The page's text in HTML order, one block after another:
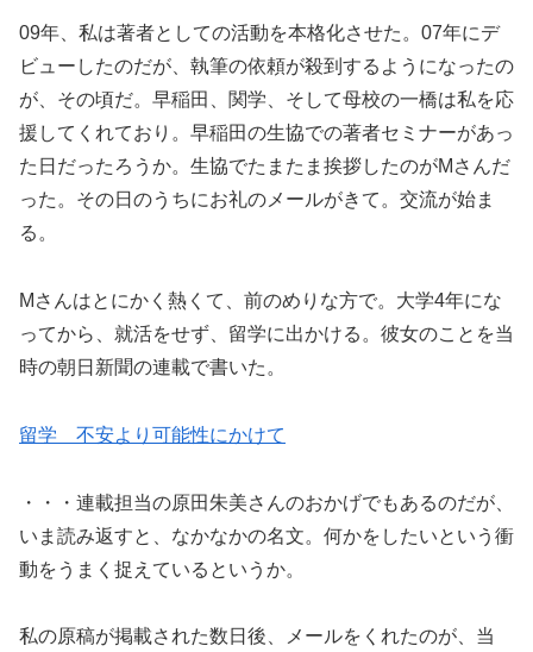
09年、私は著者としての活動を本格化させた。07年にデ
ビューしたのだが、執筆の依頼が殺到するようになったの
が、その頃だ。早稲田、関学、そして母校の一橋は私を応
援してくれており。早稲田の生協での著者セミナーがあっ
た日だったろうか。生協でたまたま挨拶したのがMさんだ
った。その日のうちにお礼のメールがきて。交流が始ま
る。
Mさんはとにかく熱くて、前のめりな方で。大学4年にな
ってから、就活をせず、留学に出かける。彼女のことを当
時の朝日新聞の連載で書いた。
留学 不安より可能性にかけて
・・・連載担当の原田朱美さんのおかげでもあるのだが、
いま読み返すと、なかなかの名文。何かをしたいという衝
動をうまく捉えているというか。
私の原稿が掲載された数日後、メールをくれたのが、当